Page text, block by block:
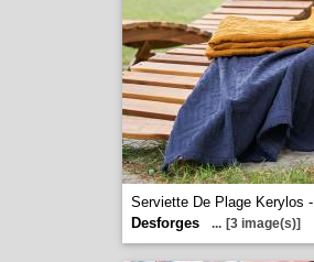
Serviette De Plage Kerylos -
Desforges
... [3 image(s)]